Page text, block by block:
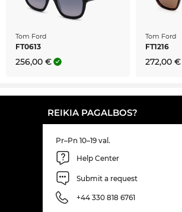
Tom Ford
FT0613
256,00 €
Tom Ford
FT1216
272,00 €
REIKIA PAGALBOS?
Pr–Pn 10–19 val.
Help Center
Submit a request
+44 330 818 6761